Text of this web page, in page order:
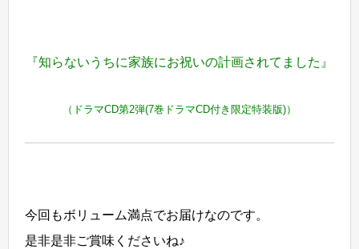
『知らないうちに家族にお祝いの計画されてました』
（ドラマCD第2弾(7巻ドラマCD付き限定特装版)）
今回もボリューム満点でお届けなのです。
是非是非ご賞味くださいね♪